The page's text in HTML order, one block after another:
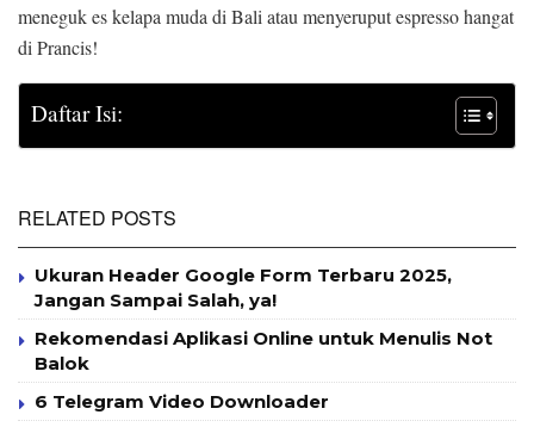
meneguk es kelapa muda di Bali atau menyeruput espresso hangat
di Prancis!
Daftar Isi:
RELATED POSTS
Ukuran Header Google Form Terbaru 2025,
Jangan Sampai Salah, ya!
Rekomendasi Aplikasi Online untuk Menulis Not
Balok
6 Telegram Video Downloader